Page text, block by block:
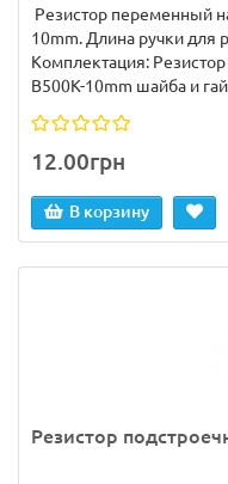
Резистор переменный
10mm. Длина ручки для
Комплектация:
B500K-10mm шайба и
12.00грн
В корзину
Резистор